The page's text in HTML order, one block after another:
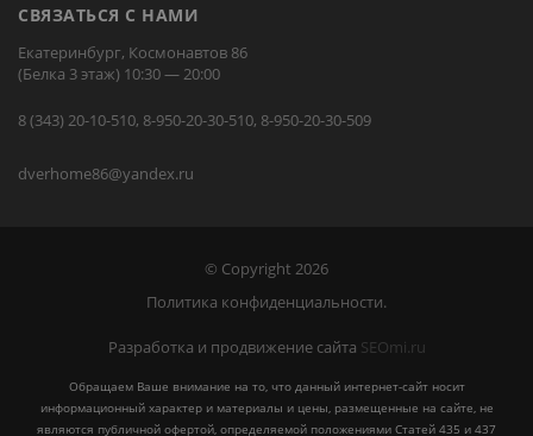
СВЯЗАТЬСЯ С НАМИ
Екатеринбург, Космонавтов 86
(Белка 3 этаж) 10:30 — 20:00
8 (343) 20-10-510, 8-950-20-30-510, 8-950-20-30-509
dverhome86@yandex.ru
© Copyright 2026
Политика конфиденциальности.
Разработка и продвижение сайта SEOmi.ru
Обращаем Ваше внимание на то, что данный интернет-сайт носит
информационный характер и материалы и цены, размещенные на сайте, не
являются публичной офертой, определяемой положениями Статей 435 и 437